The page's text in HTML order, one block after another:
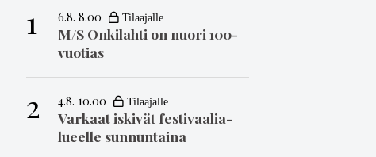
1 6.8. 8.00
M/S Onkilahti on nuori 100-
vuotias
2 4.8. 10.00
Varkaat iskivät festivaa­li­a­
lueelle sunnuntaina